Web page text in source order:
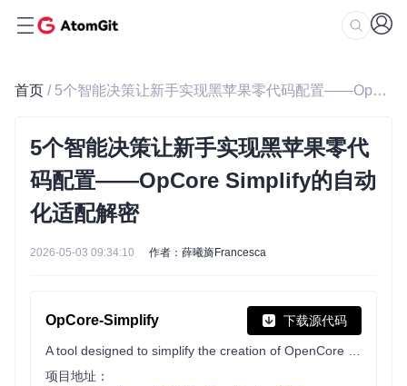
首页 / 5个智能决策让新手实现黑苹果零代码配置——OpCore Simplify的自动化适配解密
5个智能决策让新手实现黑苹果零代
码配置——OpCore Simplify的自动
化适配解密
2026-05-03 09:34:10 作者：薛曦旖Francesca
OpCore-Simplify 下载源代码
项目地址：